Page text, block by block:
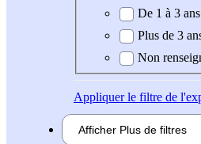
De 1 à 3 ans
Plus de 3
Non
Appliquerle filtre de
Afficher Plus de filtres